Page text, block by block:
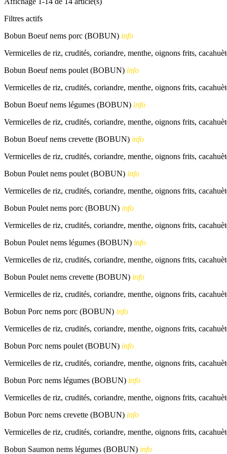
Filtres actifs
Bobun Boeuf nems porc (BOBUN) info
Vermicelles de riz, crudités, coriandre, menthe, oignons frits,
Bobun Boeuf nems poulet (BOBUN) info
Vermicelles de riz, crudités, coriandre, menthe, oignons frits,
Bobun Boeuf nems légumes (BOBUN) info
Vermicelles de riz, crudités, coriandre, menthe, oignons frits,
Bobun Boeuf nems crevette (BOBUN) info
Vermicelles de riz, crudités, coriandre, menthe, oignons frits,
Bobun Poulet nems poulet (BOBUN) info
Vermicelles de riz, crudités, coriandre, menthe, oignons frits,
Bobun Poulet nems porc (BOBUN) info
Vermicelles de riz, crudités, coriandre, menthe, oignons frits,
Bobun Poulet nems légumes (BOBUN) info
Vermicelles de riz, crudités, coriandre, menthe, oignons frits,
Bobun Poulet nems crevette (BOBUN) info
Vermicelles de riz, crudités, coriandre, menthe, oignons frits,
Bobun Porc nems porc (BOBUN) info
Vermicelles de riz, crudités, coriandre, menthe, oignons frits,
Bobun Porc nems poulet (BOBUN) info
Vermicelles de riz, crudités, coriandre, menthe, oignons frits,
Bobun Porc nems légumes (BOBUN) info
Vermicelles de riz, crudités, coriandre, menthe, oignons frits,
Bobun Porc nems crevette (BOBUN) info
Vermicelles de riz, crudités, coriandre, menthe, oignons frits,
Bobun Saumon nems légumes (BOBUN) info